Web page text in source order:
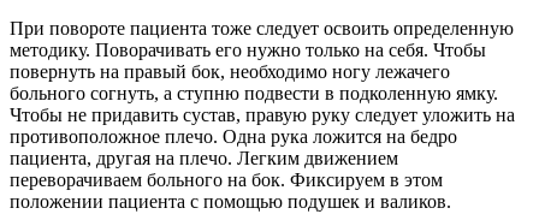
При повороте пациента тоже следует освоить определенную
методику. Поворачивать его нужно только на себя. Чтобы
повернуть на правый бок, необходимо ногу лежачего
больного согнуть, а ступню подвести в подколенную ямку.
Чтобы не придавить сустав, правую руку следует уложить на
противоположное плечо. Одна рука ложится на бедро
пациента, другая на плечо. Легким движением
переворачиваем больного на бок. Фиксируем в этом
положении пациента с помощью подушек и валиков.